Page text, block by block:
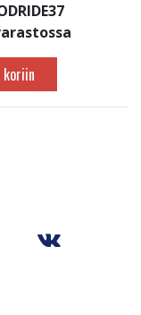
koriin